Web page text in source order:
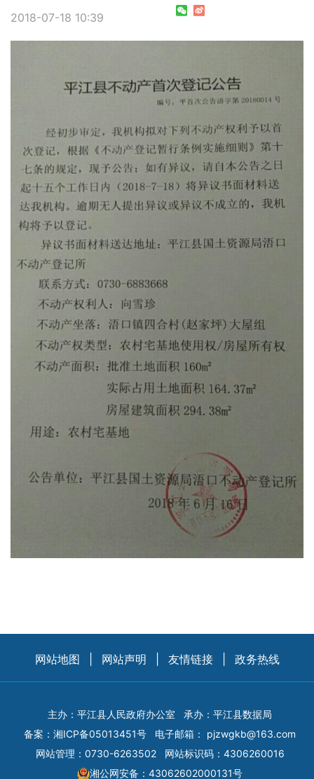
2018-07-18 10:39
网站地图 网站声明 友情链接 政务热线
主办：平江县人民政府办公室
承办：平江县数据局
备案： 湘ICP备05013451号 电子邮箱： pjzwgkb@163.com
网站管理：0730-6263502
网站标识码：4306260016
湘公网安备：43062602000131号